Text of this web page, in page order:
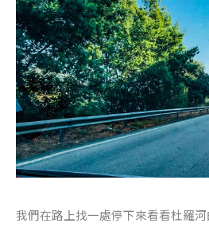
我們在路上找一處停下來看看杜羅